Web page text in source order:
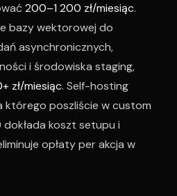
200–1 200 zł/miesiąc.
bazy wektorowej do
asynchronicznych,
i środowiska staging,
zł/miesiąc. Self-hosting
którego poszliście w custom
koszt setupu i
opłaty per akcja w